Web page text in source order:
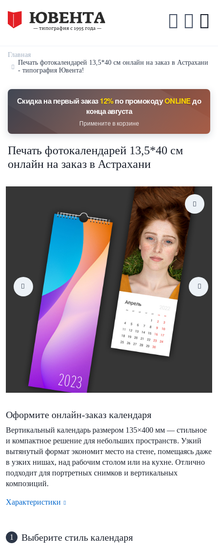
Главная
Печать фотокалендарей 13,5*40 см онлайн на заказ в Астрахани
- типография Ювента!
Скидка на первый заказ12%по промокодуONLINEдо
конца августа
Примените в корзине
Печать фотокалендарей 13,5*40 см
онлайн на заказ в Астрахани
Оформите онлайн-заказ календаря
Вертикальный календарь размером 135×400 мм — стильное
и компактное решение для небольших пространств. Узкий
вытянутый формат экономит место на стене, помещаясь даже
в узких нишах, над рабочим столом или на кухне. Отлично
подходит для портретных снимков и вертикальных
композиций.
Характеристики
1 Выберите стиль календаря